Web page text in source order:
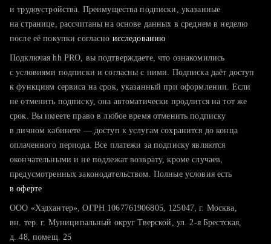
тратите много времени на поиск и вручную поднимаете
хотите сравнить себя с конкурентами и оценить шансы
и трудоустройства. Преимущества подписки, указанные
на странице, рассчитаны на основе данных в среднем в неделю
после её покупки согласно исследованию
Подключая hh PRO, вы подтверждаете, что ознакомились
с условиями подписки и согласны с ними. Подписка даёт доступ
к функциям сервиса на срок, указанный при оформлении. Если
не отменить подписку, она автоматически продлится на тот же
срок. Вы имеете право в любое время отменить подписку
в личном кабинете — доступ к услугам сохранится до конца
оплаченного периода. Все платежи за подписку являются
окончательными и не подлежат возврату, кроме случаев,
предусмотренных законодательством. Полные условия есть
в оферте
ООО «Хэдхантер», ОГРН 1067761906805, 125047, г. Москва,
вн. тер. г. Муниципальный округ Тверской, ул. 2-я Брестская,
д. 48, помещ. 25